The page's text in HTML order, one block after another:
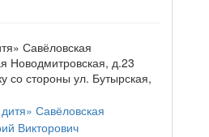
Савёловская
Новодмитровская, д.23
со стороны ул. Бутырская,